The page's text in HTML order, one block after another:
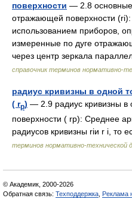
поверхности — 2.8 основные
отражающей поверхности
использованием приборов,
измеренные по дуге
через центр зеркала
справочник терминов нормативно-
радиус кривизны в одной
( rp) — 2.9 радиус кривизны в
поверхности ( rp): Среднее
радиусов кривизны riи r i, то
терминов нормативно-технической
© Академик, 2000-2026
Обратная связь: Техподдержка Реклама